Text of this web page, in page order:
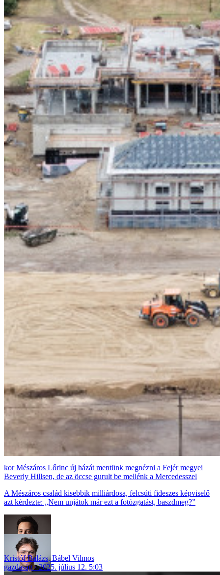
Mészáros Lőrinc új házát mentünk megnézni a Fejér megyei
Beverly Hillsen, de az öccse gurult be mellénk a Mercedesszel
A Mészáros család kisebbik milliárdosa, felcsúti fideszes képviselő
azt kérdezte: „Nem unjátok már ezt a fotózgatást, baszdmeg?”
Kristóf Balázs,Bábel Vilmos
gazdaság
2025. július 12. 5:03